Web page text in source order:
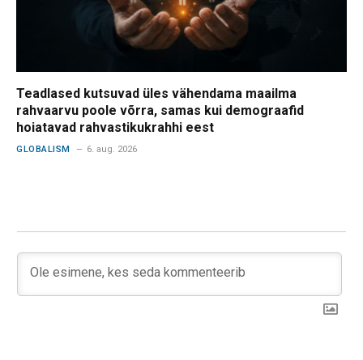
Teadlased kutsuvad üles vähendama maailma
rahvaarvu poole võrra, samas kui demograafid
hoiatavad rahvastikukrahhi eest
GLOBALISM 6. aug. 2026